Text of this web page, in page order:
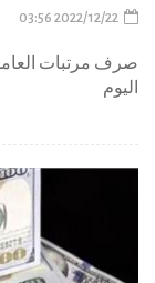
2022/12/22 03:56
صرف مرتبات
اليوم